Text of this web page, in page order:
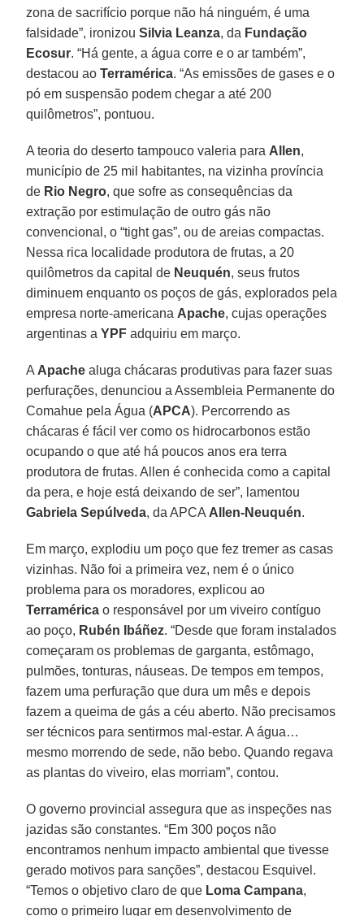
zona de sacrifício porque não há ninguém, é uma
falsidade”, ironizouSilvia Leanza, da Fundação
Ecosur. “Há gente, a água corre e o ar também”,
destacou aoTerramérica. “As emissões de gases e o
pó em suspensão podem chegar a até 200
quilômetros”, pontuou.
A teoria do deserto tampouco valeria para Allen,
município de 25 mil habitantes, na vizinha província
de Rio Negro, que sofre as consequências da
extração por estimulação de outro gás não
convencional, o “tight gas”, ou de areias compactas.
Nessa rica localidade produtora de frutas, a 20
quilômetros da capital de Neuquén, seus frutos
diminuem enquanto os poços de gás, explorados pela
empresa norte-americana Apache, cujas operações
argentinas aYPF adquiriu em março.
A Apache aluga chácaras produtivas para fazer suas
perfurações, denunciou a Assembleia Permanente do
Comahue pela Água (APCA). Percorrendo as
chácaras é fácil ver como os hidrocarbonos estão
ocupando o que até há poucos anos era terra
produtora de frutas. Allen é conhecida como a capital
da pera, e hoje está deixando de ser”, lamentou
Gabriela Sepúlveda, da APCA Allen-Neuquén.
Em março, explodiu um poço que fez tremer as casas
vizinhas. Não foi a primeira vez, nem é o único
problema para os moradores, explicou ao
Terramérica o responsável por um viveiro contíguo
ao poço, Rubén Ibáñez. “Desde que foram instalados
começaram os problemas de garganta, estômago,
pulmões, tonturas, náuseas. De tempos em tempos,
fazem uma perfuração que dura um mês e depois
fazem a queima de gás a céu aberto. Não precisamos
ser técnicos para sentirmos mal-estar. A água…
mesmo morrendo de sede, não bebo. Quando regava
as plantas do viveiro, elas morriam”, contou.
O governo provincial assegura que as inspeções nas
jazidas são constantes. “Em 300 poços não
encontramos nenhum impacto ambiental que tivesse
gerado motivos para sanções”, destacou Esquivel.
“Temos o objetivo claro de que Loma Campana,
como o primeiro lugar em desenvolvimento de